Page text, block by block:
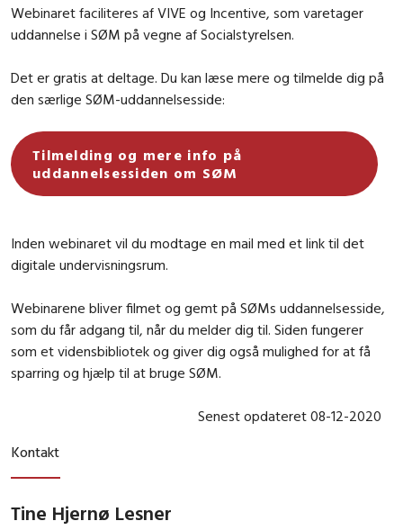
Webinaret faciliteres af VIVE og Incentive, som varetager
uddannelse i SØM på vegne af Socialstyrelsen.
Det er gratis at deltage. Du kan læse mere og tilmelde dig på
den særlige SØM-uddannelsesside:
Tilmelding og mere info på
uddannelsessiden om SØM
Inden webinaret vil du modtage en mail med et link til det
digitale undervisningsrum.
Webinarene bliver filmet og gemt på SØMs uddannelsesside,
som du får adgang til, når du melder dig til. Siden fungerer
som et vidensbibliotek og giver dig også mulighed for at få
sparring og hjælp til at bruge SØM.
Senest opdateret 08-12-2020
Kontakt
Tine Hjernø Lesner